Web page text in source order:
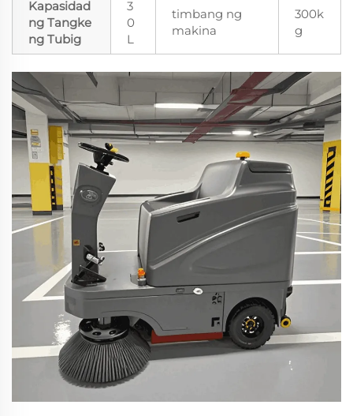
Kapasidad
ng Tangke
ng Tubig
3
0
L
timbang ng
makina
300k
g